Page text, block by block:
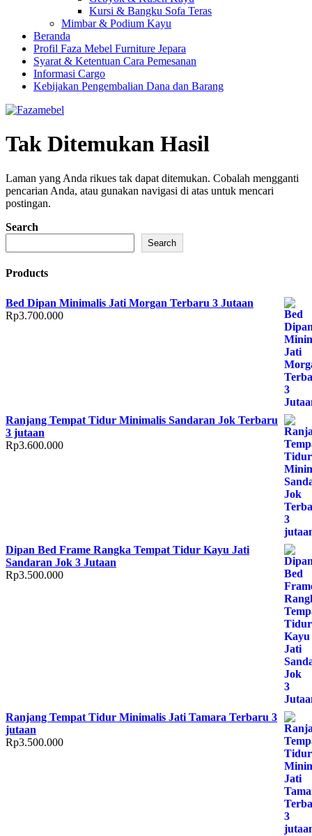
Kursi & Bangku Sofa Teras
Mimbar & Podium Kayu
Beranda
Profil Faza Mebel Furniture Jepara
Syarat & Ketentuan Cara Pemesanan
Informasi Cargo
Kebijakan Pengembalian Dana dan Barang
Tak Ditemukan Hasil
Laman yang Anda rikues tak dapat ditemukan. Cobalah mengganti
pencarian Anda, atau gunakan navigasi di atas untuk mencari
postingan.
Search
Search
Products
Bed Dipan Minimalis Jati Morgan Terbaru 3 Jutaan
Rp3.700.000
Ranjang Tempat Tidur Minimalis Sandaran Jok Terbaru
3 jutaan
Rp3.600.000
Dipan Bed Frame Rangka Tempat Tidur Kayu Jati
Sandaran Jok 3 Jutaan
Rp3.500.000
Ranjang Tempat Tidur Minimalis Jati Tamara Terbaru 3
jutaan
Rp3.500.000